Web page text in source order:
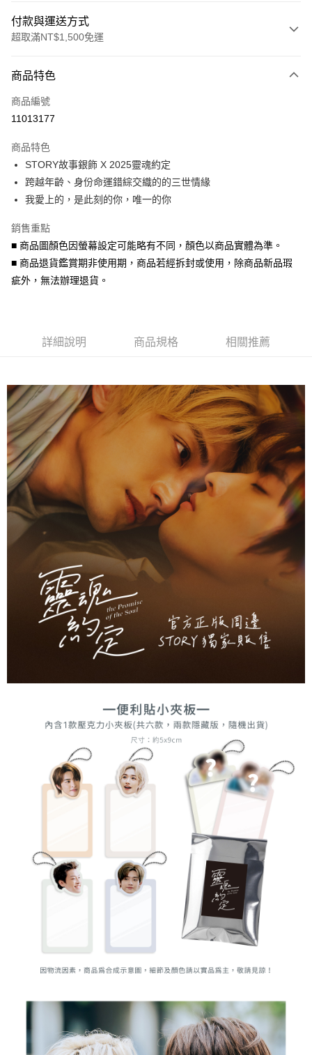
付款與運送方式
超取滿NT$1,500免運
信用卡一次付款
信用卡分期付款
合作金庫商業銀行
華南商業銀行
彰化商業銀行
上海商業儲蓄銀行
台北富邦商業銀行
國泰世華商業銀行
兆豐國際商業銀行
匯豐（台灣）商業銀行
聯邦商業銀行
遠東國際商業銀行
元大商業銀行
永豐商業銀行
台新國際商業銀行
6 期 0 利率 每期
華南商業銀行
彰化商業銀行
上海商業儲蓄銀行
台北富邦商業銀行
臺灣中小企業銀行
匯豐（台灣）商業銀行
華泰商業銀行
聯邦商業銀行
遠東國際商業銀行
元大商業銀行
超商取貨付款
LINE Pay
Apple Pay
街口支付
悠遊付
相關說明
便利好安心！
１．簡單：不需註冊會員、不需綁卡、不需儲值。
２．便利：只要手機號碼，簡訊認證，即可結帳。
３．安心：先確認商品／服務後，再付款。
【「AFTEE先享後付」結帳流程】
１．於結帳方式選擇「AFTEE先享後付」後，將跳轉至「AFTEE先享後付」
結帳頁面，進行簡訊認證並確認金額後，即可完成結帳。
２．訂單成立數日內，您將收到繳費通知簡訊。
３．收到繳費通知簡訊後14天內，點擊此簡訊中的連結，可透過四大超商／
ATM／網路銀行／等多元方式進行付款，方視為交易完成。
※ 請注意：結帳手續完成當下不需立刻繳費，但若您需要取消訂單，請聯絡
購買商品的店家。未經商家同意取消之訂單仍視為有效，需透過AFTEE先享
後付繳納相關費用。
※ 交易是否成功請以「AFTEE先享後付 」之結帳頁面顯示為準，若有關於
是否繳費成功／繳費後需取消欲退款等相關疑問，請聯繫「AFTEE先享後付
客戶支援中心」https://netprotections.freshdesk.com/support/home
【注意事項】
１．透過由恩沛科技股份有限公司提供之「AFTEE先享後付」服務完成之交
易，需依本服務之必要範圍內提供個人資料，並將交易相關給付款項請求債
權轉讓予恩沛科技股份有限公司。
「AFTEE先享後付」，若未經同意申辦者引起之損失，本公司不負相關責
４．使用「AFTEE先享後付」時，將依據個別帳號之用戶狀況，依本公司即
時審查核予不同之上限額度；若仍有額度不足之情形，本公司將視審查結果
請求用戶進行身份認證。
５．嚴禁一人註冊多個帳號或使用他人資訊註冊。若發現惡意使用之情形，
恩沛科技股份有限公司將有權停止該用戶之使用額度並採取法律行動。
貨到付款
運送方式
全家取貨付款
每筆NT$60，滿NT$1,500(含以上)免運費
付款後全家取貨
每筆NT$60，滿NT$1,500(含以上)免運費
7-11取貨付款
每筆NT$60，滿NT$1,500(含以上)免運費
付款後7-11取貨
每筆NT$60，滿NT$1,500(含以上)免運費
每筆NT$60，滿NT$1,500(含以上)免運費
付款後門市自取
貨到付款
國家/地區配送 查看運費
商品特色
商品編號
11013177
商品特色
STORY故事銀飾 X 2025靈魂約定
跨越年齡、身份命運錯綜交織的的三世情緣
我愛上的，是此刻的你，唯一的你
銷售重點
■ 商品圖顏色因螢幕設定可能略有不同，顏色以商品實體為準。
■ 商品退貨鑑賞期非使用期，商品若經拆封或使用，除商品新品瑕
疵外，無法辦理退貨。
詳細說明 商品規格 相關推薦